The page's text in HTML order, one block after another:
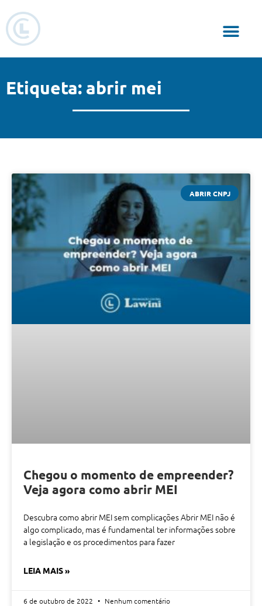
Etiqueta: abrir mei
ABRIR CNPJ
Chegou o momento de empreender?
Veja agora como abrir MEI
Descubra como abrir MEI sem complicações Abrir MEI não é
algo complicado, mas é fundamental ter informações sobre
a legislação e os procedimentos para fazer
LEIA MAIS »
6 de outubro de 2022 Nenhum comentário